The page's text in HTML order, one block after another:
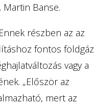
Banse.
részben az az
fontos földgáz
vagy a
„Először az
mert az